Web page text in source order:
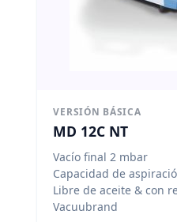
VERSIÓN BÁSICA
MD 12C NT
Vacío final 2 mbar
Capacidad de
Libre de aceite & con
Vacuubrand